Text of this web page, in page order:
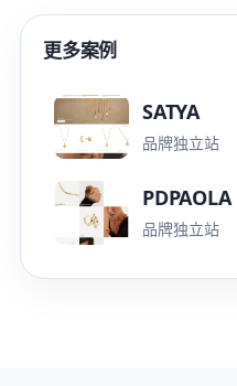
更多案例
SATYA
品牌独立站
PDPAOLA
品牌独立站